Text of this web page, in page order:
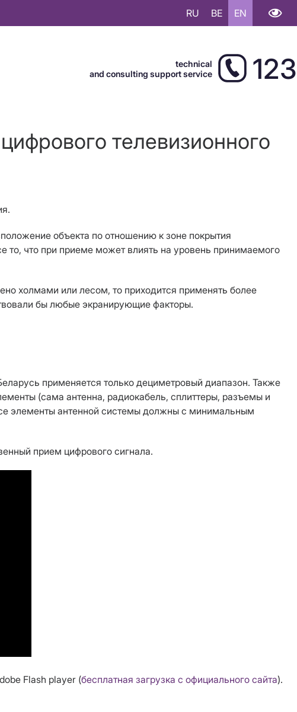
RU BE EN
technical
and consulting support service
123
телевизионного
объекта по отношению к зоне покрытия
что при приеме может влиять на уровень принимаемого
холмами или лесом, то приходится применять более
бы любые экранирующие факторы.
применяется только дециметровый диапазон. Также
(сама антенна, радиокабель, сплиттеры, разъемы и
элементы антенной системы должны с минимальным
прием цифрового сигнала.
Flash player (бесплатная загрузка с официального сайта).